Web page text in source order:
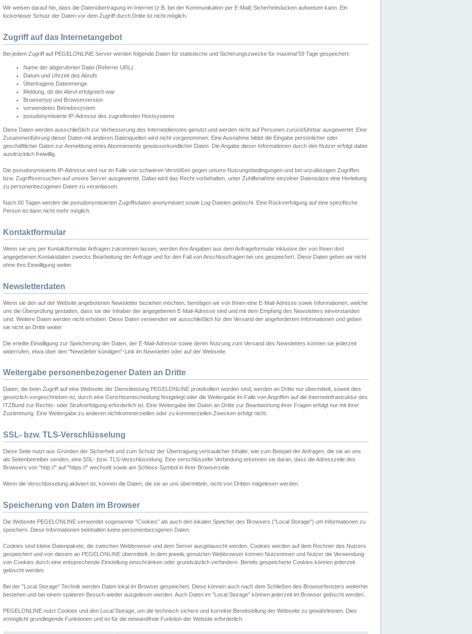
Wir weisen darauf hin, dass die Datenübertragung im Internet (z.B. bei der Kommunikation per E-Mail) Sicherheitslücken aufweisen kann. Ein
lückenloser Schutz der Daten vor dem Zugriff durch Dritte ist nicht möglich.
Zugriff auf das Internetangebot
Bei jedem Zugriff auf PEGELONLINE Server werden folgende Daten für statistische und Sicherungszwecke für maximal 59 Tage gespeichert:
Name der abgerufenen Datei (Referrer URL)
Datum und Uhrzeit des Abrufs
Übertragene Datenmenge
Meldung, ob der Abruf erfolgreich war
Browsertyp und Browserversion
verwendetes Betriebssystem
pseudonymisierte IP-Adresse des zugreifenden Hostsystems
Diese Daten werden ausschließlich zur Verbesserung des Internetdienstes genutzt und werden nicht auf Personen zurückführbar ausgewertet. Eine
Zusammenführung dieser Daten mit anderen Datenquellen wird nicht vorgenommen. Eine Ausnahme bildet die Eingabe persönlicher oder
geschäftlicher Daten zur Anmeldung eines Abonnements gewässerkundlicher Daten. Die Angabe dieser Informationen durch den Nutzer erfolgt dabei
ausdrücklich freiwillig.
Die pseudonymisierte IP-Adresse wird nur im Falle von schweren Verstößen gegen unsere Nutzungsbedingungen und bei unzulässigen Zugriffen
bzw. Zugriffsversuchen auf unsere Server ausgewertet. Dabei wird das Recht vorbehalten, unter Zuhilfenahme einzelner Datensätze eine Herleitung
zu personenbezogenen Daten zu veranlassen.
Nach 60 Tagen werden die pseudonymisierten Zugriffsdaten anonymisiert sowie Log-Dateien gelöscht. Eine Rückverfolgung auf eine spezifische
Person ist dann nicht mehr möglich.
Kontaktformular
Wenn sie uns per Kontaktformular Anfragen zukommen lassen, werden ihre Angaben aus dem Anfrageformular inklusive der von Ihnen dort
angegebenen Kontaktdaten zwecks Bearbeitung der Anfrage und für den Fall von Anschlussfragen bei uns gespeichert. Diese Daten geben wir nicht
ohne ihre Einwilligung weiter.
Newsletterdaten
Wenn sie den auf der Website angebotenen Newsletter beziehen möchten, benötigen wir von Ihnen eine E-Mail-Adresse sowie Informationen, welche
uns die Überprüfung gestatten, dass sie der Inhaber der angegebenen E-Mail-Adresse sind und mit dem Empfang des Newsletters einverstanden
sind. Weitere Daten werden nicht erhoben. Diese Daten verwenden wir ausschließlich für den Versand der angeforderten Informationen und geben
sie nicht an Dritte weiter.
Die erteilte Einwilligung zur Speicherung der Daten, der E-Mail-Adresse sowie deren Nutzung zum Versand des Newsletters können sie jederzeit
widerrufen, etwa über den "Newsletter kündigen"-Link im Newsletter oder auf der Webseite.
Weitergabe personenbezogener Daten an Dritte
Daten, die beim Zugriff auf eine Webseite der Dienstleistung PEGELONLINE protokolliert worden sind, werden an Dritte nur übermittelt, soweit dies
gesetzlich vorgeschrieben ist, durch eine Gerichtsentscheidung festgelegt oder die Weitergabe im Falle von Angriffen auf die Internetinfrastruktur des
ITZBund zur Rechts- oder Strafverfolgung erforderlich ist. Eine Weitergabe der Daten an Dritte zur Beantwortung ihrer Fragen erfolgt nur mit ihrer
Zustimmung. Eine Weitergabe zu anderen nichtkommerziellen oder zu kommerziellen Zwecken erfolgt nicht.
SSL- bzw. TLS-Verschlüsselung
Diese Seite nutzt aus Gründen der Sicherheit und zum Schutz der Übertragung vertraulicher Inhalte, wie zum Beispiel der Anfragen, die sie an uns
als Seitenbetreiber senden, eine SSL- bzw. TLS-Verschlüsselung. Eine verschlüsselte Verbindung erkennen sie daran, dass die Adresszeile des
Browsers von "http://" auf "https://" wechselt sowie am Schloss-Symbol in ihrer Browserzeile.
Wenn die Verschlüsselung aktiviert ist, können die Daten, die sie an uns übermitteln, nicht von Dritten mitgelesen werden.
Speicherung von Daten im Browser
Die Webseite PEGELONLINE verwendet sogenannte "Cookies" als auch den lokalen Speicher des Browsers ("Local Storage") um Informationen zu
speichern. Diese Informationen beinhalten keine personenbezogenen Daten.
Cookies sind kleine Datenpakete, die zwischen Webbrowser und dem Server ausgetauscht werden. Cookies werden auf dem Rechner des Nutzers
gespeichert und von diesem an PEGELONLINE übermittelt. In dem jeweils genutzten Webbrowser können Nutzerinnen und Nutzer die Verwendung
von Cookies durch eine entsprechende Einstellung einschränken oder grundsätzlich verhindern. Bereits gespeicherte Cookies können jederzeit
gelöscht werden.
Bei der "Local Storage" Technik werden Daten lokal im Browser gespeichert. Diese können auch nach dem Schließen des Browserfensters weiterhin
bestehen und bei einem späteren Besuch wieder ausgelesen werden. Auch Daten im "Local Storage" können jederzeit im Browser gelöscht werden.
PEGELONLINE nutzt Cookies und den Local Storage, um die technisch sichere und korrekte Bereitstellung der Webseite zu gewährleisten. Dies
ermöglicht grundlegende Funktionen und ist für die einwandfreie Funktion der Website erforderlich.